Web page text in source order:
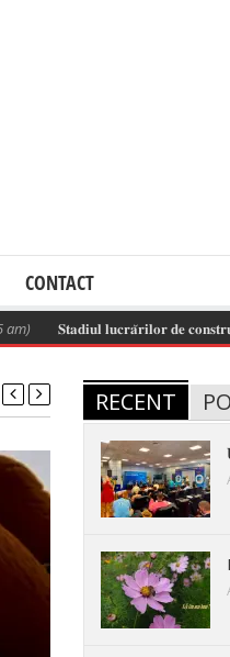
CONTACT
𝐒𝐭𝐚𝐝𝐢𝐮𝐥 𝐥𝐮𝐜𝐫𝐚̆𝐫𝐢𝐥𝐨𝐫 𝐝𝐞 𝐜𝐨𝐧𝐬𝐭𝐫𝐮𝐢𝐫𝐞 𝐚
RECENT